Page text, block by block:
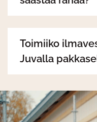
Toimiiko
Juvalla